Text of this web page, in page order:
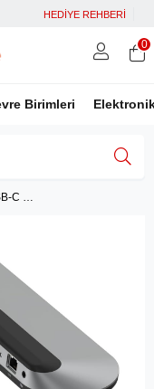
HEDİYE REHBERİ
Birimleri
İle Bağlan
0
Belkin 11'i 1 Arada Evrensel USB-C Pro Bağlantı İstasyonunu - INC014btSGY